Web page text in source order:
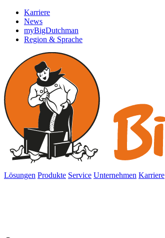
Karriere
News
myBigDutchman
Region & Sprache
Lösungen Produkte Service Unternehmen Karriere